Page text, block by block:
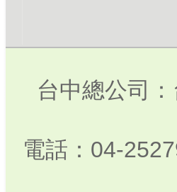
台中總公司
電話：04-